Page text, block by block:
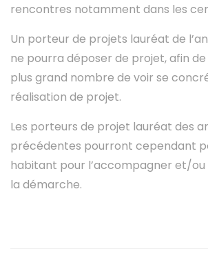
rencontres notamment dans les
Un porteur de projets lauréat de
ne pourra déposer de projet, afin
plus grand nombre de voir se
réalisation de projet.
Les porteurs de projet lauréat des
précédentes pourront cependant
habitant pour l’accompagner et/ou
la démarche.